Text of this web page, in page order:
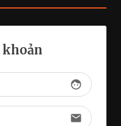
face
email